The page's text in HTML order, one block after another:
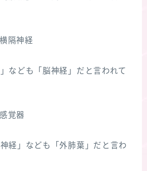
隔神経
「脳神経」だと言われて
覚器
ども「外肺葉」だと言わ